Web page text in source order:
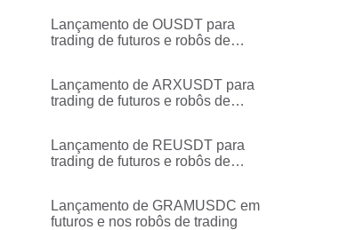
Lançamento de OUSDT para
trading de futuros e robôs de
Lançamento de ARXUSDT para
trading de futuros e robôs de
Lançamento de REUSDT para
trading de futuros e robôs de
Lançamento de GRAMUSDC em
futuros e nos robôs de trading